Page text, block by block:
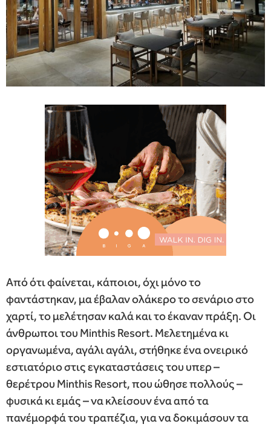
Από ότι φαίνεται, κάποιοι, όχι μόνο το
φαντάστηκαν, μα έβαλαν ολάκερο το σενάριο στο
χαρτί, το μελέτησαν καλά και το έκαναν πράξη. Οι
άνθρωποι του Minthis Resort. Μελετημένα κι
οργανωμένα, αγάλι αγάλι, στήθηκε ένα ονειρικό
εστιατόριο στις εγκαταστάσεις του υπερ –
θερέτρου Minthis Resort, που ώθησε πολλούς –
φυσικά κι εμάς – να κλείσουν ένα από τα
πανέμορφά του τραπέζια, για να δοκιμάσουν τα